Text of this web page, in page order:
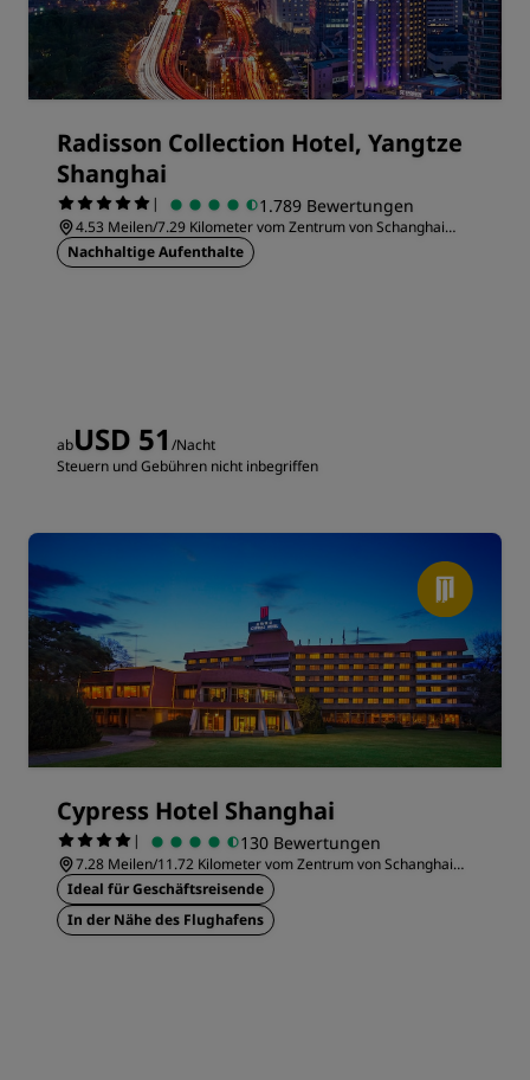
Radisson Collection Hotel, Yangtze
Shanghai
| 1.789 Bewertungen
4.53 Meilen/7.29 Kilometer vom Zentrum von Schanghai
entfernt
Nachhaltige Aufenthalte
abUSD 51 /Nacht
Steuern und Gebühren nicht inbegriffen
Cypress Hotel Shanghai
| 130 Bewertungen
7.28 Meilen/11.72 Kilometer vom Zentrum von Schanghai
entfernt
Ideal für Geschäftsreisende
In der Nähe des Flughafens